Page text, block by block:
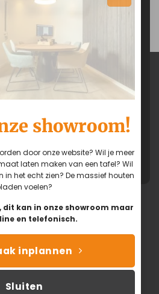
showroom!
door onze website? Wil je meer
laten maken van een tafel? Wil
in het echt zien? De massief houten
voelen?
dit kan in onze showroom maar
en telefonisch.
inplannen
Sluiten
over het
een tafel? Of wil
in het echt zien?
voelen?
ons!
van: 09:00 - 18:00
via Facebook
via Whatsapp